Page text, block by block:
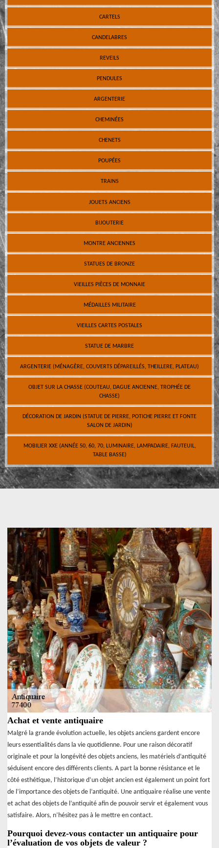
CARTELS
CANDELABRES
REVEILS
PENDULES
ARGENTERIE
CHEMINÉES
CHENETS
POUPÉES
TRAINS
JOUETS ANCIENS
BIJOUTERIE
MONTRE ANCIENNES
STATUES DE BRONZE
VIEILLES PIÈCES DE MONNAIE
MÉDAILLES MILITAIRE
VIEILLES CARTES POSTALES
STATUE DE MARBRE
ARGENTERIE (MÉNAGÈRE, COUVERTS DÉPAREILLÉS, THEILLERE, PLATEAU)
OBJET SUR LA CHASSE (COUTEAU, DAGUE ANCIENNE, TROPHÉE DE
CHASSE)
DÉCORATION DE JARDIN (STATUE DE PIERRE, POTICHE PIERRE ET FONTE
SALON DE JARDIN)
MOBILIER XXE (ANNÉE 50, 60, 70, LUMINAIRE, LAMPADAIRE, FAUTEUIL,
TABLE BASSE)
Achat et vente antiquaire
Malgré la grande évolution actuelle, les objets anciens gardent encore
leurs essentialités dans la vie quotidienne. Pour une raison décoratif
originale et pour la longévité des objets anciens, les matériels d’antiquité
séduisent encore des différents clients. A part la bonne résistance et le
côté esthétique, l’historique d’un objet ancien est également un point fort
de l’importance des objets de l’antiquité. Une antiquaire réalise une vente
et achat des objets de l’antiquité afin de pouvoir servir et également vous
satisfaire. Alors, n’hésitez pas à le mettre en contact.
Pourquoi devez-vous contacter un antiquaire pour
l’évaluation de vos objets de valeur ?